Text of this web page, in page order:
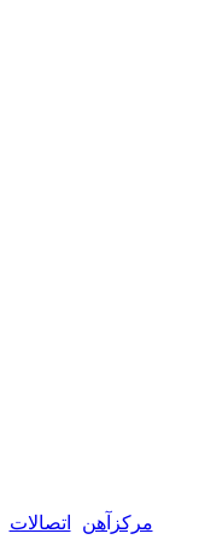
مرکزآهن
اتصالات